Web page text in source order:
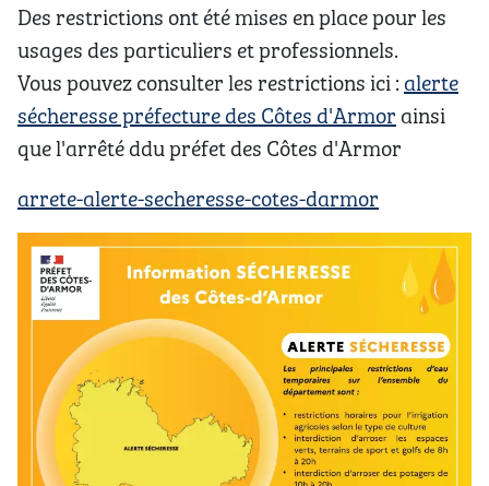
Des restrictions ont été mises en place pour les
usages des particuliers et professionnels.
Vous pouvez consulter les restrictions ici :alerte
sécheresse préfecture des Côtes d'Armorainsi
que l'arrêté ddu préfet des Côtes d'Armor
arrete-alerte-secheresse-cotes-darmor